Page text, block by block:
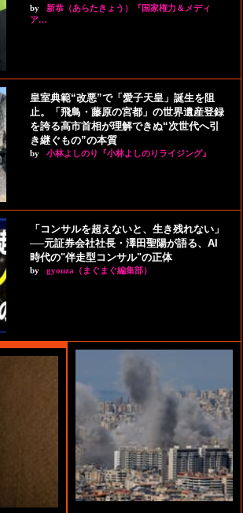
by
新恭（あらたきょう）『国家権力＆メディ
ア…
皇室典範“改悪”で「愛子天皇」誕生を阻
止。「飛鳥・藤原の宮都」の世界遺産登録
を誇る高市首相が理解できぬ“次世代へ引
き継ぐもの”の本質
by 小林よしのり『小林よしのりライジング』
「コンサルを超えないと、生き残れない」
──元証券会社社長・澤田聖陽が語る、AI
時代の"伴走型コンサル"の正体
by gyouza（まぐまぐ編集部）